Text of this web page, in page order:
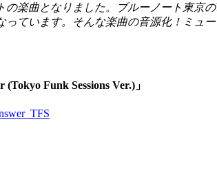
の楽曲となりました。ブルーノート東京
っています。そんな楽曲の音源化！ミュ
Funk Sessions Ver.)」